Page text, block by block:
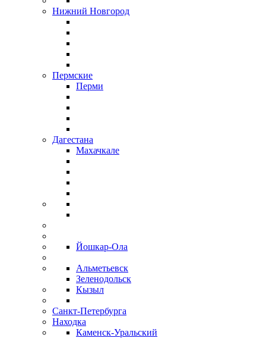
Нижний Новгород
Пермские
Перми
Дагестана
Махачкале
Йошкар-Ола
Альметьевск
Зеленодольск
Кызыл
Санкт-Петербурга
Находка
Каменск-Уральский